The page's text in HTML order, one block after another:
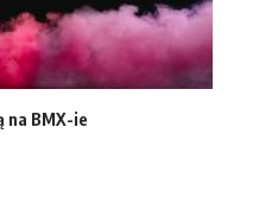
na BMX-ie